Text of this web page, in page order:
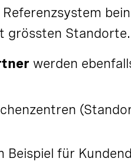
grössten Standorte.
werden
Beispiel für